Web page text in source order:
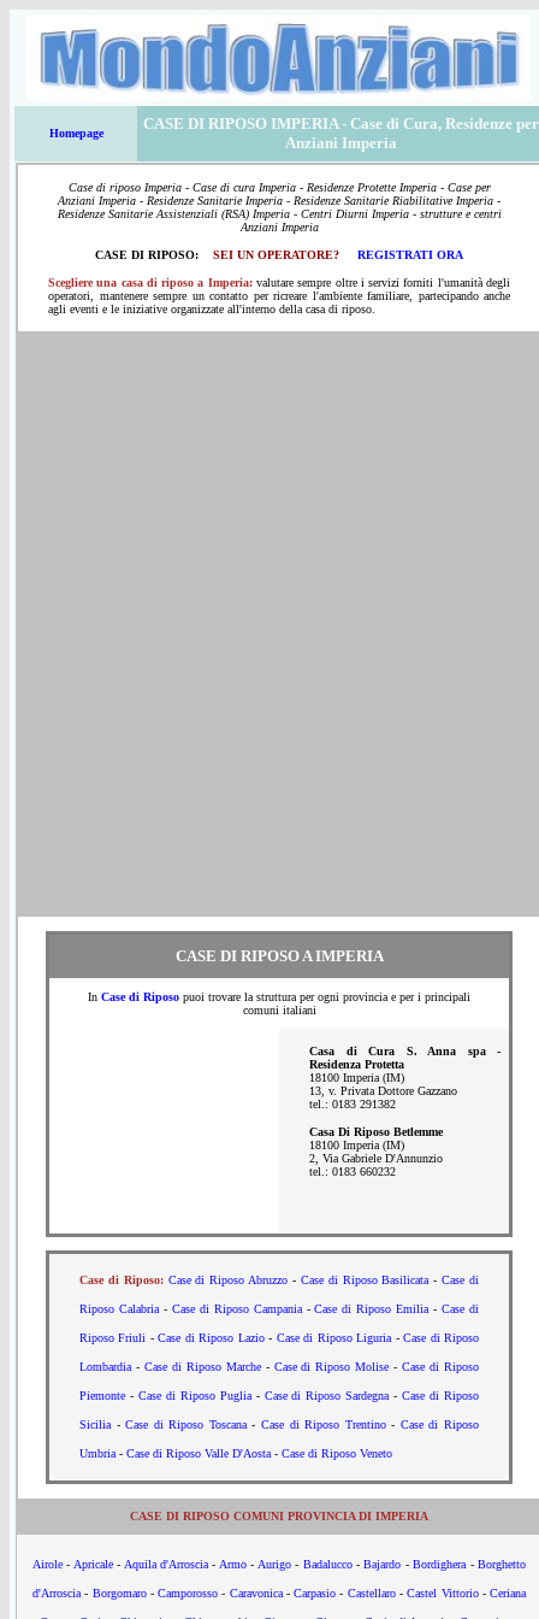
Homepage
CASE DI RIPOSO IMPERIA- Case di Cura, Residenze per
Anziani Imperia
Case di riposo Imperia - Case di cura Imperia - Residenze Protette Imperia - Case per
Anziani Imperia - Residenze Sanitarie Imperia - Residenze Sanitarie Riabilitative Imperia -
Residenze Sanitarie Assistenziali (RSA) Imperia - Centri Diurni Imperia - strutture e centri
Anziani Imperia
CASE DI RIPOSO: SEI UN OPERATORE? REGISTRATI ORA
Scegliere una casa di riposo a Imperia: valutare sempre oltre i servizi forniti l'umanità degli
operatori, mantenere sempre un contatto per ricreare l'ambiente familiare, partecipando anche
agli eventi e le iniziative organizzate all'interno della casa di riposo.
CASE DI RIPOSO A IMPERIA
In Case di Riposo puoi trovare la struttura per ogni provincia e per i principali
comuni italiani
Casa di Cura S. Anna spa -
Residenza Protetta
18100 Imperia (IM)
13, v. Privata Dottore Gazzano
tel.: 0183 291382
Casa Di Riposo Betlemme
18100 Imperia (IM)
2, Via Gabriele D'Annunzio
tel.: 0183 660232
Case di Riposo: Case di Riposo Abruzzo - Case di Riposo Basilicata -Case di
Riposo Calabria- Case di Riposo Campania-Case di Riposo Emilia -Case di
Riposo Friuli -Case di Riposo Lazio- Case di Riposo Liguria -Case di Riposo
Lombardia - Case di Riposo Marche- Case di Riposo Molise -Case di Riposo
Piemonte - Case di Riposo Puglia- Case di Riposo Sardegna -Case di Riposo
Sicilia -Case di Riposo Toscana-Case di Riposo Trentino- Case di Riposo
Umbria - Case di Riposo Valle D'Aosta - Case di Riposo Veneto
CASE DI RIPOSO COMUNI PROVINCIA DI IMPERIA
Airole - Apricale- Aquila d'Arroscia - Armo- Aurigo- Badalucco-Bajardo -Bordighera -Borghetto
d'Arroscia - Borgomaro-Camporosso - Caravonica-Carpasio - Castellaro-Castel Vittorio-Ceriana